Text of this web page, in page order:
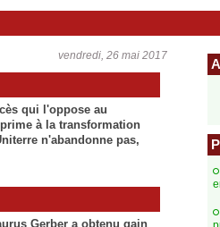
vendredi, 26 mai 2017
qui l'oppose au
à la transformation
n'abandonne pas,
à la frontière sont tombées.
(OSL) prévoit un
destiné aux
Gerber a obtenu gain